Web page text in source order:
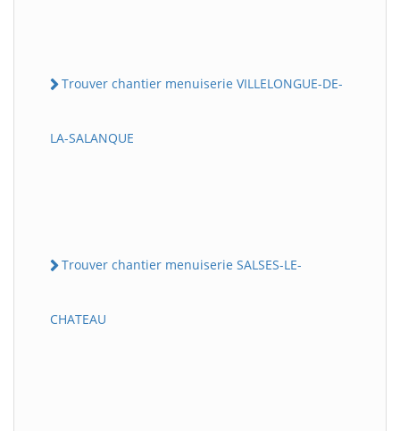
Trouver chantier menuiserie VILLELONGUE-DE-
LA-SALANQUE
Trouver chantier menuiserie SALSES-LE-
CHATEAU